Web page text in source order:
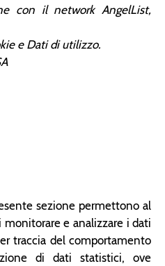
con il network AngelList,
e Dati di utilizzo.
sezione permettono al
e analizzare i dati
traccia del comportamento
di dati statistici, ove